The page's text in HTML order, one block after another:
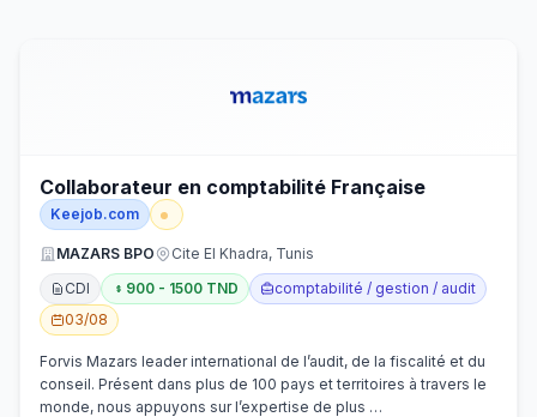
Collaborateur en comptabilité Française
Keejob.com
MAZARS BPO
Cite El Khadra, Tunis
CDI
900 - 1500 TND
comptabilité / gestion / audit
03/08
Forvis Mazars leader international de l’audit, de la fiscalité et du
conseil. Présent dans plus de 100 pays et territoires à travers le
monde, nous appuyons sur l’expertise de plus …